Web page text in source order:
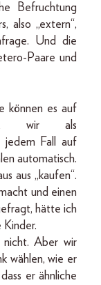
Befruchtung
also „extern“,
Und die
Paare und
können es auf
wir als
jedem Fall auf
automatisch.
aus „kaufen“.
und einen
hätte ich
Kinder.
nicht. Aber wir
wählen, wie er
er ähnliche